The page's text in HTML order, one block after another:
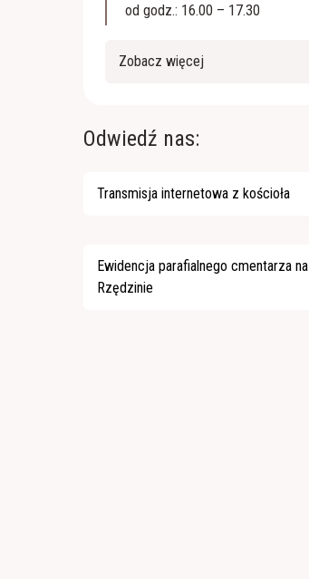
od godz.: 16.00 – 17.30
Zobacz więcej
Odwiedź nas:
Transmisja internetowa z kościoła
Ewidencja parafialnego cmentarza na
Rzędzinie